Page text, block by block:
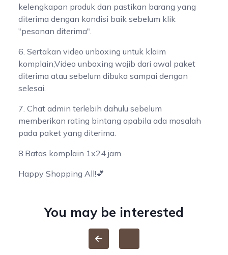
kelengkapan produk dan pastikan barang yang
diterima dengan kondisi baik sebelum klik
"pesanan diterima".
6. Sertakan video unboxing untuk klaim
komplain,Video unboxing wajib dari awal paket
diterima atau sebelum dibuka sampai dengan
selesai.
7. Chat admin terlebih dahulu sebelum
memberikan rating bintang apabila ada masalah
pada paket yang diterima.
8.Batas komplain 1x24 jam.
Happy Shopping All!💕
You may be interested